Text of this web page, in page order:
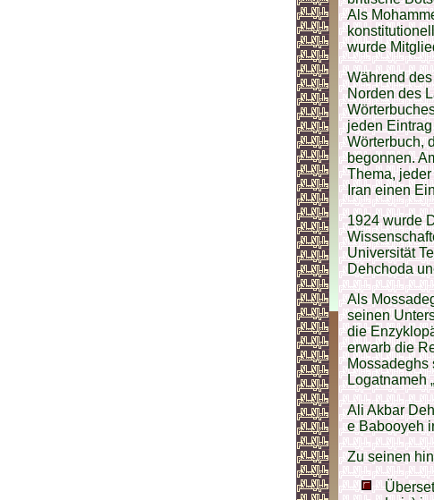
Als
wurde
Während
Norden des
jeden
Wörterbuch,
begonnen.
Thema,
Iran einen
1924 wurde
Universität
Dehchoda
Als
seinen
die
erwarb die
Mossadeghs
Logatnameh
Ali Akbar
e Babooyeh
Zu seinen